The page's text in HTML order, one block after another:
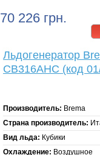
70 226 грн.
Льдогенератор
CB316AHC (код
Производитель: Brema
Страна производитель:
Вид льда: Кубики
Охлаждение: Воздушное